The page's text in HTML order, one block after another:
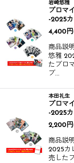
岩崎悠雅
ブロマ
-2025
4,400 円
商品説
悠雅
たブロ
ブ…
本田礼生
ブロマ
-2025
2,200 円
商品説
2025カ
売した